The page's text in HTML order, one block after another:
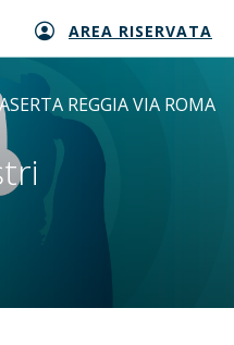
AREA RISERVATA
REGGIA VIA ROMA